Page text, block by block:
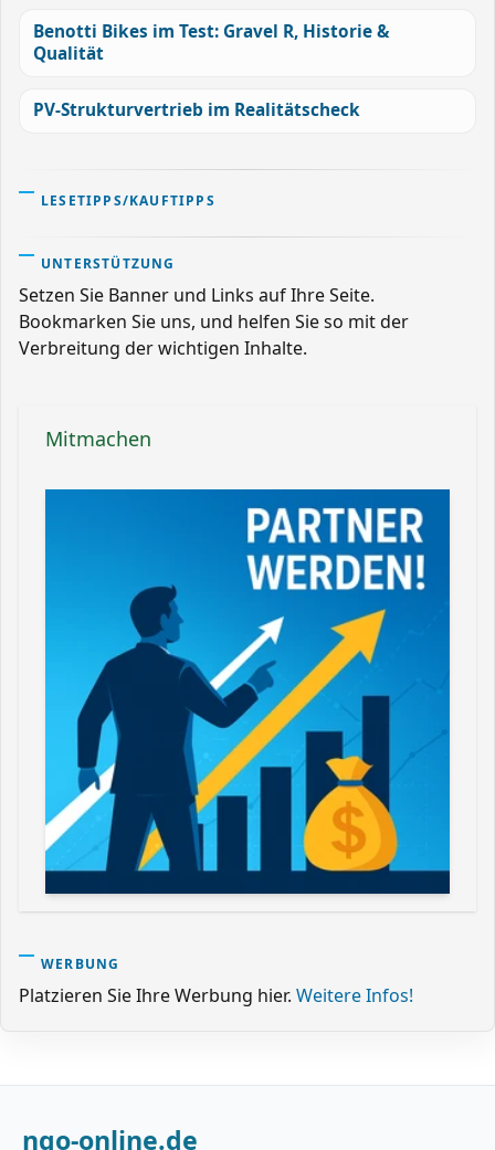
Benotti Bikes im Test: Gravel R, Historie &
Qualität
PV-Strukturvertrieb im Realitätscheck
LESETIPPS/KAUFTIPPS
UNTERSTÜTZUNG
Setzen Sie Banner und Links auf Ihre Seite.
Bookmarken Sie uns, und helfen Sie so mit der
Verbreitung der wichtigen Inhalte.
Mitmachen
WERBUNG
Platzieren Sie Ihre Werbung hier. Weitere Infos!
ngo-online.de